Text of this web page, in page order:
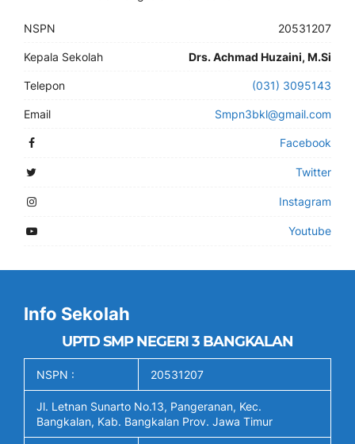
NSPN 20531207
Kepala Sekolah Drs. Achmad Huzaini, M.Si
Telepon (031) 3095143
Email Smpn3bkl@gmail.com
Facebook
Twitter
Instagram
Youtube
Info Sekolah
UPTD SMP NEGERI 3 BANGKALAN
NSPN : 20531207
Jl. Letnan Sunarto No.13, Pangeranan, Kec.
Bangkalan, Kab. Bangkalan Prov. Jawa Timur